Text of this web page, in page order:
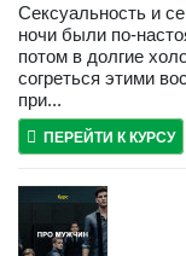
Сексуальность и
ночи были по-
потом в долгие
согреться этими
при...
ПЕРЕЙТИ К КУРСУ